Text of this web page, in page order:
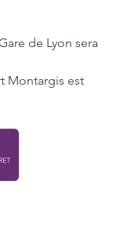
de Lyon sera
Montargis est